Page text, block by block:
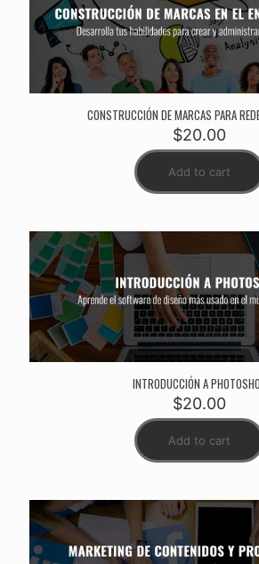
CONSTRUCCIÓN DE MARCAS PARA
$20.00
Add to cart
INTRODUCCIÓN A
$20.00
Add to cart